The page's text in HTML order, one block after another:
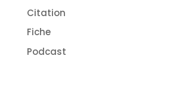
Citation
Fiche
Podcast